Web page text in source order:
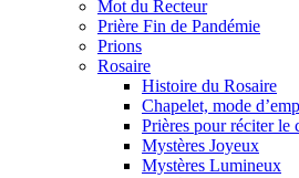
Mot du Recteur
Prière Fin de Pandémie
Prions
Rosaire
Histoire du Rosaire
Chapelet, mode
Prières pour réciter le
Mystères Joyeux
Mystères Lumineux